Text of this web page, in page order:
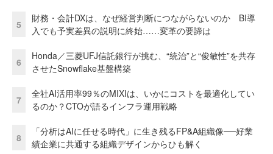
5
財務・会計DXは、なぜ経営判断につながらないのか BI導
入でも予実差異の説明に終始……変革の要諦は
6
Honda／三菱UFJ信託銀行が挑む、“統治”と“俊敏性”を共存
させたSnowflake基盤構築
7
全社AI活用率99％のMIXIは、いかにコストを最適化してい
るのか？CTOが語るインフラ運用戦略
8
「分析はAIに任せる時代」に生き残るFP&A組織像──好業
績企業に共通する組織デザインからひも解く